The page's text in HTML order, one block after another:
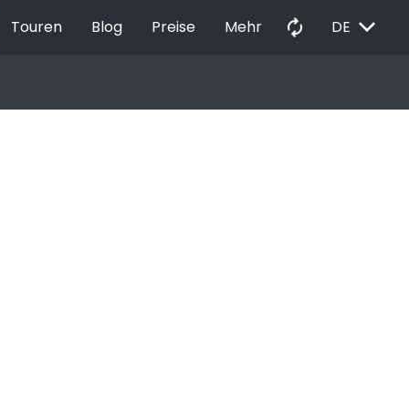
Touren Blog Preise Mehr autorenew DE EXPAND_MORE